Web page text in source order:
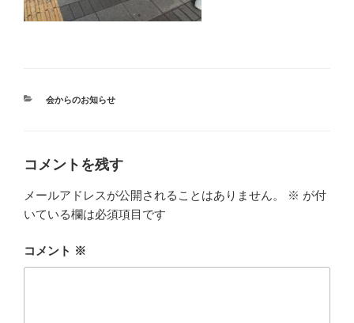
カ
会からのお知らせ
コメントを残す
メールアドレスが公開されることはありません。 ※ が付
いている欄は必須項目です
コメント ※